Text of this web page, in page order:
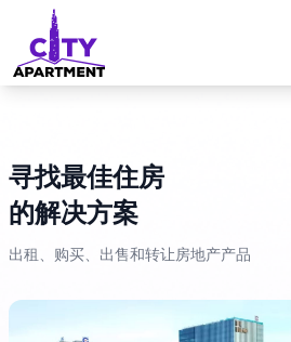
寻找最佳住房
的解决方案
出租、购买、出售和转让房地产产品